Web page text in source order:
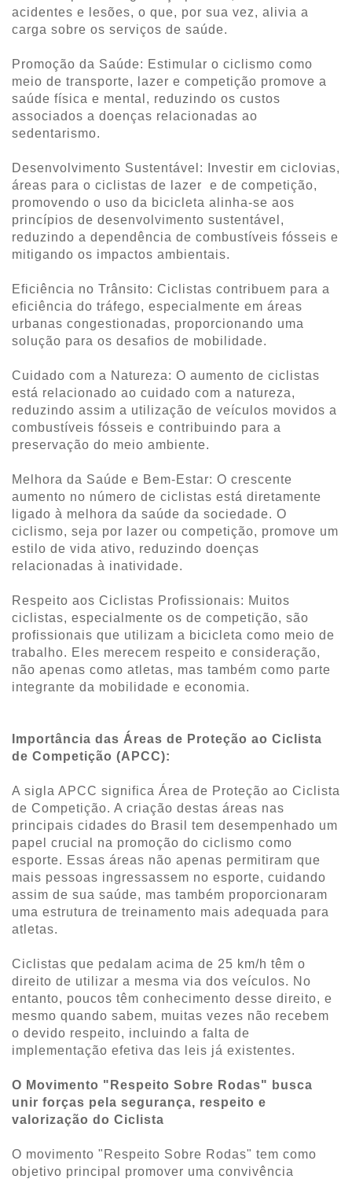
acidentes e lesões, o que, por sua vez, alivia a
carga sobre os serviços de saúde.
Promoção da Saúde: Estimular o ciclismo como
meio de transporte, lazer e competição promove a
saúde física e mental, reduzindo os custos
associados a doenças relacionadas ao
sedentarismo.
Desenvolvimento Sustentável: Investir em ciclovias,
áreas para o ciclistas de lazer e de competição,
promovendo o uso da bicicleta alinha-se aos
princípios de desenvolvimento sustentável,
reduzindo a dependência de combustíveis fósseis e
mitigando os impactos ambientais.
Eficiência no Trânsito: Ciclistas contribuem para a
eficiência do tráfego, especialmente em áreas
urbanas congestionadas, proporcionando uma
solução para os desafios de mobilidade.
Cuidado com a Natureza: O aumento de ciclistas
está relacionado ao cuidado com a natureza,
reduzindo assim a utilização de veículos movidos a
combustíveis fósseis e contribuindo para a
preservação do meio ambiente.
Melhora da Saúde e Bem-Estar: O crescente
aumento no número de ciclistas está diretamente
ligado à melhora da saúde da sociedade. O
ciclismo, seja por lazer ou competição, promove um
estilo de vida ativo, reduzindo doenças
relacionadas à inatividade.
Respeito aos Ciclistas Profissionais: Muitos
ciclistas, especialmente os de competição, são
profissionais que utilizam a bicicleta como meio de
trabalho. Eles merecem respeito e consideração,
não apenas como atletas, mas também como parte
integrante da mobilidade e economia.
Importância das Áreas de Proteção ao Ciclista
de Competição (APCC):
A sigla APCC significa Área de Proteção ao Ciclista
de Competição. A criação destas áreas nas
principais cidades do Brasil tem desempenhado um
papel crucial na promoção do ciclismo como
esporte. Essas áreas não apenas permitiram que
mais pessoas ingressassem no esporte, cuidando
assim de sua saúde, mas também proporcionaram
uma estrutura de treinamento mais adequada para
atletas.
Ciclistas que pedalam acima de 25 km/h têm o
direito de utilizar a mesma via dos veículos. No
entanto, poucos têm conhecimento desse direito, e
mesmo quando sabem, muitas vezes não recebem
o devido respeito, incluindo a falta de
implementação efetiva das leis já existentes.
O Movimento "Respeito Sobre Rodas" busca
unir forças pela segurança, respeito e
valorização do Ciclista
O movimento "Respeito Sobre Rodas" tem como
objetivo principal promover uma convivência